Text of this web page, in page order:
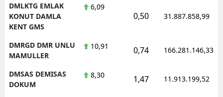
DMLKTG EMLAK
KONUT DAMLA
KENT GMS
6,09
0,50 31.887.858,99
DMRGD DMR UNLU
MAMULLER
10,91 0,74 166.281.146,33
DMSAS DEMISAS
DOKUM
8,30 1,47 11.913.199,52